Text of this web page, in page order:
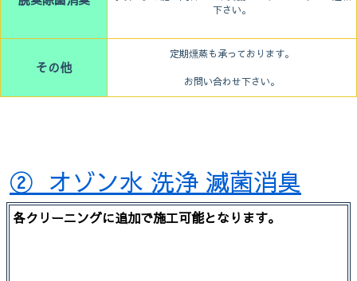
下さい。
その他
定期燻蒸も承っております。
お問い合わせ下さい。
② オゾン水 洗浄 滅菌消臭
各クリーニングに追加で施工可能となります。